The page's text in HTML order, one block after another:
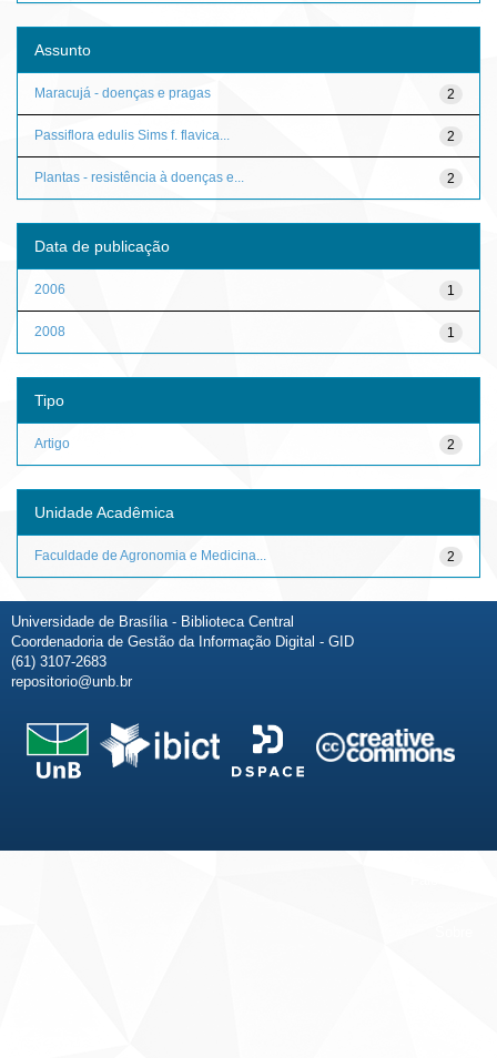
Assunto
2
Maracujá - doenças e pragas
2
Passiflora edulis Sims f. flavica...
2
Plantas - resistência à doenças e...
Data de publicação
1
2006
1
2008
Tipo
2
Artigo
Unidade Acadêmica
2
Faculdade de Agronomia e Medicina...
Universidade de Brasília - Biblioteca Central
Coordenadoria de Gestão da Informação Digital - GID
(61) 3107-2683
repositorio@unb.br